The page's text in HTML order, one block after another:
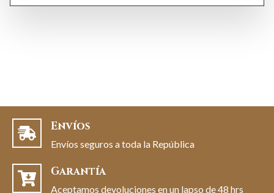
Envíos
Envíos seguros a toda la República
Garantía
Aceptamos devoluciones en un lapso de 48 hrs